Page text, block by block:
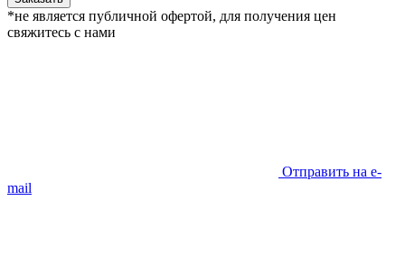
*не является публичной офертой, для получения цен
свяжитесь с нами
Отправить на e-
mail